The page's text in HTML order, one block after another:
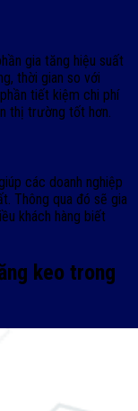
gia tăng hiệu suất
thời gian so với
tiết kiệm chi phí
thị trường tốt hơn.
các doanh nghiệp
Thông qua đó sẽ gia
khách hàng biết
keo trong